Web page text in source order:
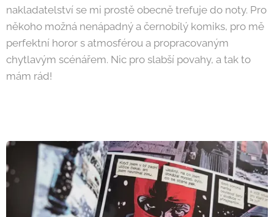
nakladatelství se mi prostě obecně trefuje do noty. Pro
někoho možná nenápadný a černobílý komiks, pro mě
perfektní horor s atmosférou a propracovaným
chytlavým scénářem. Nic pro slabší povahy, a tak to
mám rád!